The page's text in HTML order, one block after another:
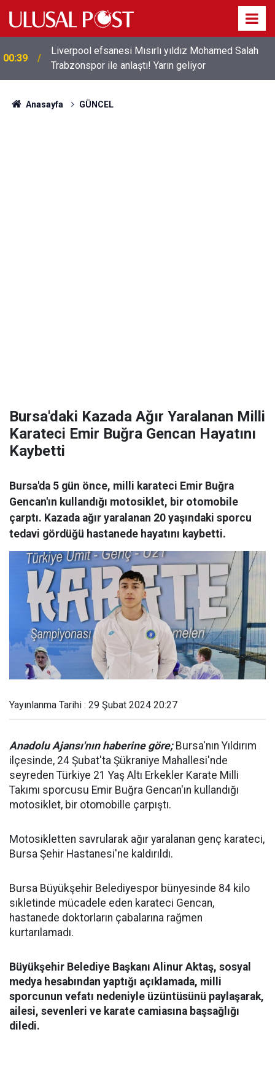
00:39
Liverpool efsanesi Mısırlı yıldız Mohamed Salah
Trabzonspor ile anlaştı! Yarın geliyor
Anasayfa GÜNCEL
Bursa'daki Kazada Ağır Yaralanan Milli
Karateci Emir Buğra Gencan Hayatını
Kaybetti
Bursa'da 5 gün önce, milli karateci Emir Buğra
Gencan'ın kullandığı motosiklet, bir otomobile
çarptı. Kazada ağır yaralanan 20 yaşındaki sporcu
tedavi gördüğü hastanede hayatını kaybetti.
Yayınlanma Tarihi : 29 Şubat 2024 20:27
Anadolu Ajansı'nın haberine göre;Bursa'nın Yıldırım
ilçesinde, 24 Şubat'ta Şükraniye Mahallesi'nde
seyreden Türkiye 21 Yaş Altı Erkekler Karate Milli
Takımı sporcusu Emir Buğra Gencan'ın kullandığı
motosiklet, bir otomobille çarpıştı.
Motosikletten savrularak ağır yaralanan genç karateci,
Bursa Şehir Hastanesi'ne kaldırıldı.
Bursa Büyükşehir Belediyespor bünyesinde 84 kilo
sıkletinde mücadele eden karateci Gencan,
hastanede doktorların çabalarına rağmen
kurtarılamadı.
Büyükşehir Belediye Başkanı Alinur Aktaş, sosyal
medya hesabından yaptığı açıklamada, milli
sporcunun vefatı nedeniyle üzüntüsünü paylaşarak,
ailesi, sevenleri ve karate camiasına başsağlığı
diledi.